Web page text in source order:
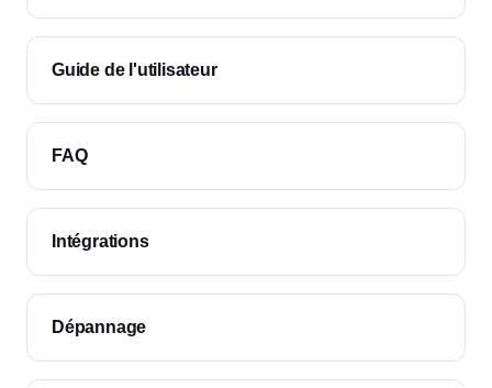
Guide de l'utilisateur
FAQ
Intégrations
Dépannage